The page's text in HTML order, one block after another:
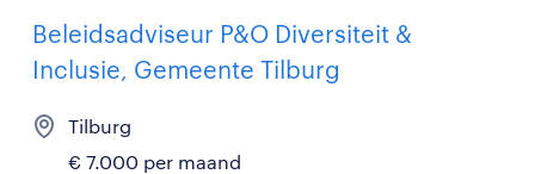
Beleidsadviseur P&O Diversiteit &
Inclusie, Gemeente Tilburg
Tilburg
€ 7.000 per maand